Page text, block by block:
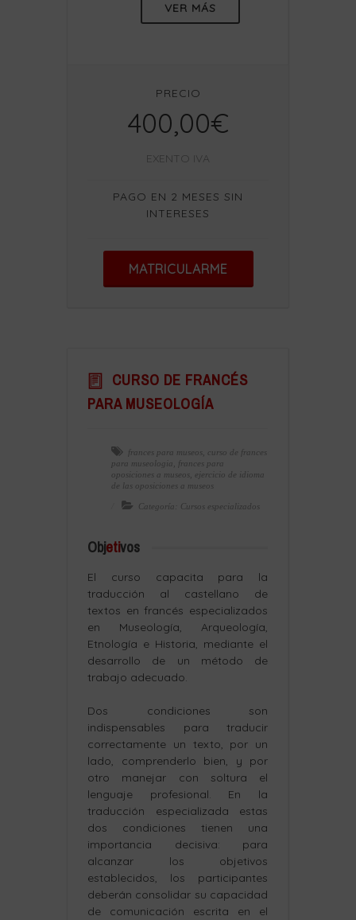
VER MÁS
PRECIO
400,00€
EXENTO IVA
PAGO EN 2 MESES SIN
INTERESES
MATRICULARME
CURSO DE FRANCÉS
PARA MUSEOLOGÍA
frances para museos
curso de frances
para museologia
frances para
oposiciones a museos
ejercicio de idioma
de las oposiciones a museos
Categoría: Cursos especializados
Objetivos
El curso capacita para la
traducción al castellano de
textos en francés especializados
en Museología, Arqueología,
Etnología e Historia, mediante el
desarrollo de un método de
trabajo adecuado.
Dos condiciones son
indispensables para traducir
correctamente un texto, por un
lado, comprenderlo bien, y por
otro manejar con soltura el
lenguaje profesional. En la
traducción especializada estas
dos condiciones tienen una
importancia decisiva: para
alcanzar los objetivos
establecidos, los participantes
deberán consolidar su capacidad
de comunicación escrita en el